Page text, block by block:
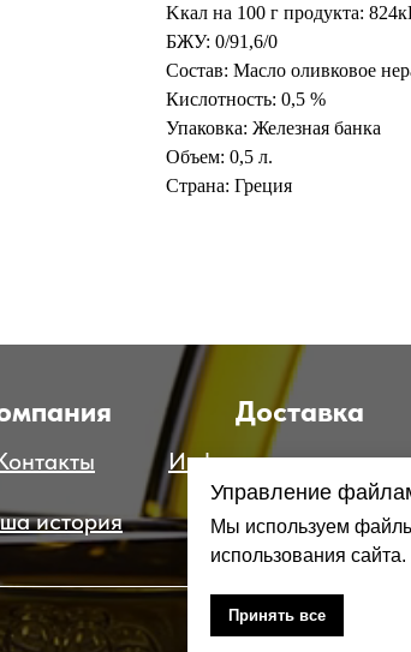
Управление
Мы используем
использования сайта.
Принять все
Kкал на 100 г продукта:
БЖУ: 0/91,6/0
Состав: Масло оливковое
Кислотность: 0,5 %
Упаковка: Железная банка
Объем: 0,5 л.
Страна: Греция
история
Информация о
Способы оплаты
Доставка